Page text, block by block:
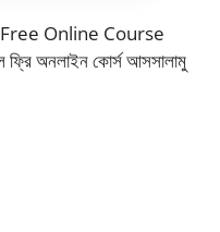
Online Course
ফ্রি অনলাইন কোর্স আসসালামু